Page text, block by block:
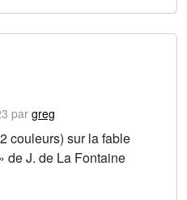
par greg
couleurs) sur la fable
de J. de La Fontaine